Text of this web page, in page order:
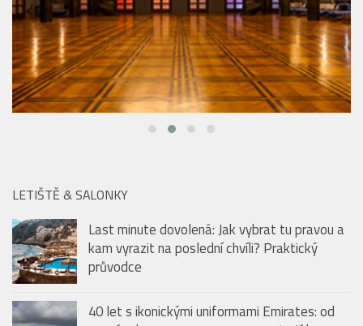
LETIŠTĚ & SALONKY
Last minute dovolená: Jak vybrat tu pravou a
kam vyrazit na poslední chvíli? Praktický
průvodce
40 let s ikonickými uniformami Emirates: od